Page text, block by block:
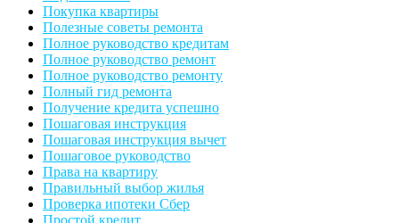
Покупка квартиры
Полезные советы ремонта
Полное руководство кредитам
Полное руководство ремонт
Полное руководство ремонту
Полный гид ремонта
Получение кредита успешно
Пошаговая инструкция
Пошаговая инструкция вычет
Пошаговое руководство
Права на квартиру
Правильный выбор жилья
Проверка ипотеки Сбер